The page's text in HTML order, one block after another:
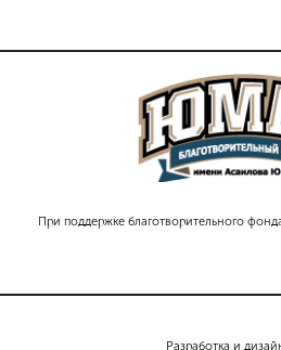
При поддержке благотворительного
Разработка и